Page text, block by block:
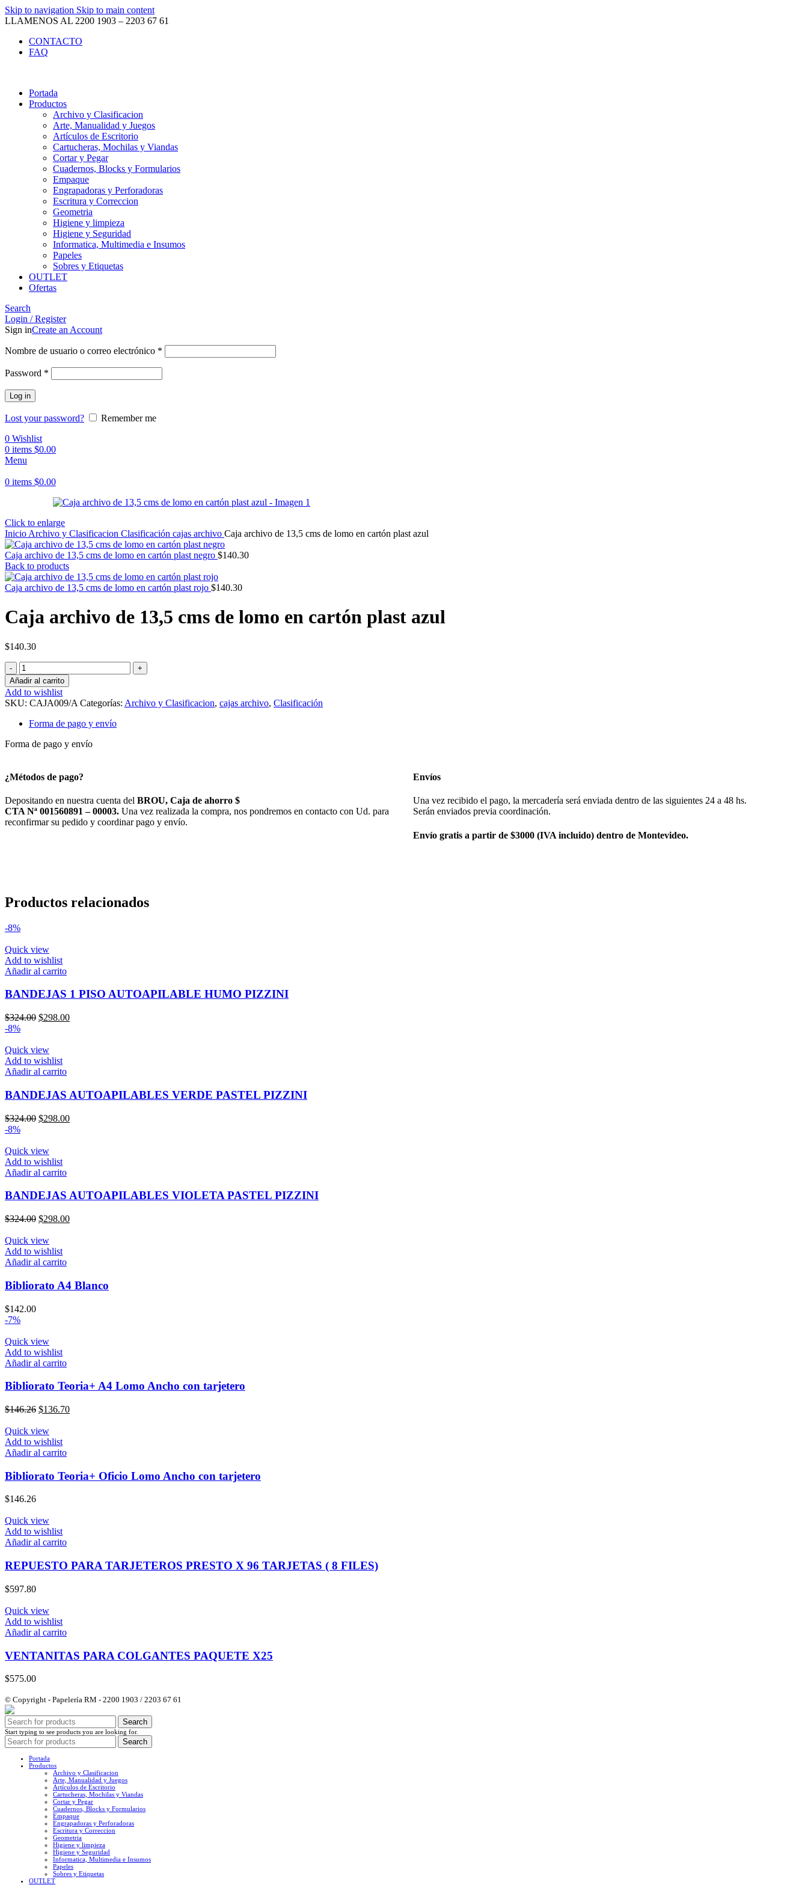
Skip to navigation Skip to main content
LLAMENOS AL 2200 1903 – 2203 67 61
CONTACTO
FAQ
Portada
Productos
Archivo y Clasificacion
Arte, Manualidad y Juegos
Artículos de Escritorio
Cartucheras, Mochilas y Viandas
Cortar y Pegar
Cuadernos, Blocks y Formularios
Empaque
Engrapadoras y Perforadoras
Escritura y Correccion
Geometria
Higiene y limpieza
Higiene y Seguridad
Informatica, Multimedia e Insumos
Papeles
Sobres y Etiquetas
OUTLET
Ofertas
Search
Login / Register
Sign inCreate an Account
Nombre de usuario o correo electrónico *
Password *
Log in
Lost your password?
Remember me
0 Wishlist
0 items $0.00
Menu
0 items $0.00
Click to enlarge
Inicio Archivo y Clasificacion Clasificación cajas archivo Caja archivo de 13,5 cms de lomo en cartón plast azul
Caja archivo de 13,5 cms de lomo en cartón plast negro $140.30
Back to products
Caja archivo de 13,5 cms de lomo en cartón plast rojo $140.30
Caja archivo de 13,5 cms de lomo en cartón plast azul
$140.30
Caja
archivo
de
13,5
cms
de
lomo
en
azul
Añadir al carrito
Add to wishlist
SKU: CAJA009/A Categorías: Archivo y Clasificacion, cajas archivo, Clasificación
Forma de pago y envío
Forma de pago y envío
¿Métodos de pago?
Depositando en nuestra cuenta del BROU, Caja de ahorro $
CTA Nª 001560891 – 00003. Una vez realizada la compra, nos pondremos en contacto con Ud. para
reconfirmar su pedido y coordinar pago y envío.
Envíos
Una vez recibido el pago, la mercadería será enviada dentro de las siguientes 24 a 48 hs.
Serán enviados previa coordinación.
Envío gratis a partir de $3000 (IVA incluido) dentro de Montevideo.
Productos relacionados
-8%
Quick view
Add to wishlist
Añadir al carrito
BANDEJAS 1 PISO AUTOAPILABLE HUMO PIZZINI
$324.00 El
era:
$324.00.
$298.00El
-8%
Quick view
Add to wishlist
Añadir al carrito
BANDEJAS AUTOAPILABLES VERDE PASTEL PIZZINI
$324.00 El
era:
$324.00.
$298.00El
-8%
Quick view
Add to wishlist
Añadir al carrito
BANDEJAS AUTOAPILABLES VIOLETA PASTEL PIZZINI
$324.00 El
original
era:
$324.00.
$298.00El
Quick view
Add to wishlist
Añadir al carrito
Bibliorato A4 Blanco
$142.00
-7%
Quick view
Add to wishlist
Añadir al carrito
Bibliorato Teoria+ A4 Lomo Ancho con tarjetero
$146.26 El
original
era:
$146.26.
$136.70El
Quick view
Add to wishlist
Añadir al carrito
Bibliorato Teoria+ Oficio Lomo Ancho con tarjetero
$146.26
Quick view
Add to wishlist
Añadir al carrito
REPUESTO PARA TARJETEROS PRESTO X 96 TARJETAS ( 8 FILES)
$597.80
Quick view
Add to wishlist
Añadir al carrito
VENTANITAS PARA COLGANTES PAQUETE X25
$575.00
© Copyright - Papelería RM - 2200 1903 / 2203 67 61
Search
Start typing to see products you are looking for.
Search
Portada
Productos
Archivo y Clasificacion
Arte, Manualidad y Juegos
Artículos de Escritorio
Cartucheras, Mochilas y Viandas
Cortar y Pegar
Cuadernos, Blocks y Formularios
Empaque
Engrapadoras y Perforadoras
Escritura y Correccion
Geometria
Higiene y limpieza
Higiene y Seguridad
Informatica, Multimedia e Insumos
Papeles
Sobres y Etiquetas
OUTLET